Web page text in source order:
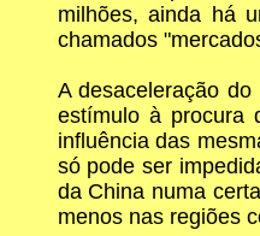
milhões, ainda há
chamados
A desaceleração
estímulo à procura
influência das
só pode ser
da China numa
menos nas regiões